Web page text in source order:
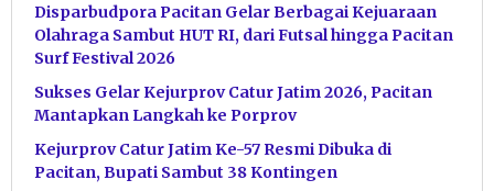
Disparbudpora Pacitan Gelar Berbagai Kejuaraan
Olahraga Sambut HUT RI, dari Futsal hingga Pacitan
Surf Festival 2026
Sukses Gelar Kejurprov Catur Jatim 2026, Pacitan
Mantapkan Langkah ke Porprov
Kejurprov Catur Jatim Ke-57 Resmi Dibuka di
Pacitan, Bupati Sambut 38 Kontingen